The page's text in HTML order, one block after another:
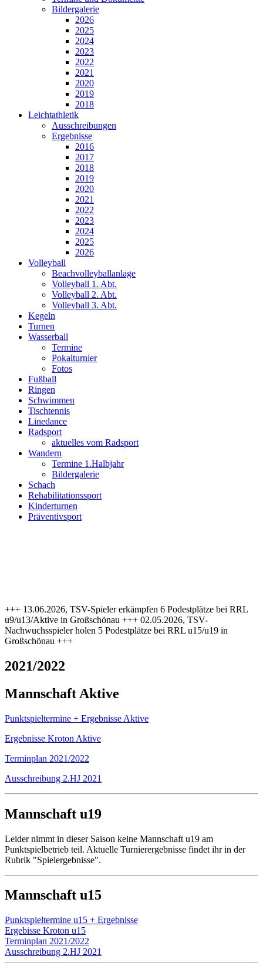
Bildergalerie
2026
2025
2024
2023
2022
2021
2020
2019
2018
Leichtathletik
Ausschreibungen
Ergebnisse
2016
2017
2018
2019
2020
2021
2022
2023
2024
2025
2026
Volleyball
Beachvolleyballanlage
Volleyball 1. Abt.
Volleyball 2. Abt.
Volleyball 3. Abt.
Kegeln
Turnen
Wasserball
Termine
Pokalturnier
Fotos
Fußball
Ringen
Schwimmen
Tischtennis
Linedance
Radsport
aktuelles vom Radsport
Wandern
Termine 1.Halbjahr
Bildergalerie
Schach
Rehabilitationssport
Kinderturnen
Präventivsport
+++ 13.06.2026, TSV-Spieler erkämpfen 6 Podestplätze bei RRL
u9/u13/Aktive in Großschönau +++ 02.05.2026, TSV-
Nachwuchsspieler holen 5 Podestplätze bei RRL u15/u19 in
Großschönau +++
2021/2022
Mannschaft Aktive
Punktspieltermine + Ergebnisse Aktive
Ergebnisse Kroton Aktive
Terminplan 2021/2022
Ausschreibung 2.HJ 2021
Mannschaft u19
Leider nimmt in dieser Saison keine Mannschaft u19 am
Punktspielbetrieb teil. Aktuelle Turnierergebnisse findet ihr in der
Rubrik "Spielergebnisse".
Mannschaft u15
Punktspieltermine u15 + Ergebnisse
Ergebisse Kroton u15
Terminplan 2021/2022
Ausschreibung 2.HJ 2021